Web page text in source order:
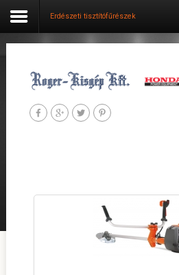
Belépés
Aktuális
Erdészeti tisztítófűrészek